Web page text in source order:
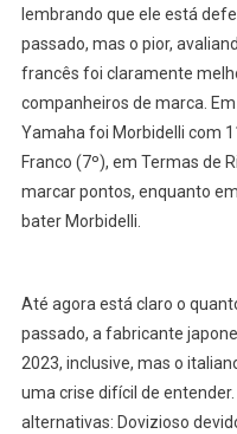
lembrando que ele está
passado, mas o pior,
francês foi claramente
companheiros de marca.
Yamaha foi Morbidelli com
Franco (7º), em Termas de
marcar pontos, enquanto
bater Morbidelli.
Até agora está claro o
passado, a fabricante
2023, inclusive, mas o
uma crise difícil de
alternativas: Dovizioso